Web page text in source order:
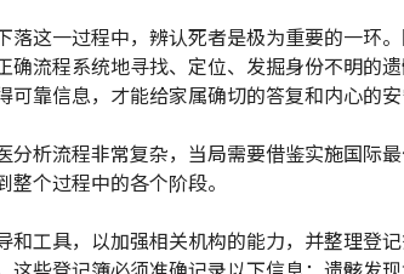
落这一过程中，辨认死者是极为重要的一环
确流程系统地寻找、定位、发掘身份不明的
可靠信息，才能给家属确切的答复和内心的
分析流程非常复杂，当局需要借鉴实施国际
个过程中的各个阶段。
和工具，以加强相关机构的能力，并整理登